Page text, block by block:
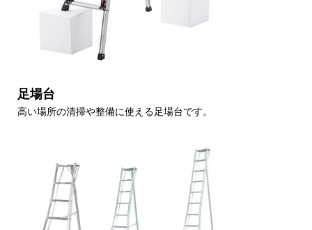
足場台
高い場所の清掃や整備に使える足場台です。